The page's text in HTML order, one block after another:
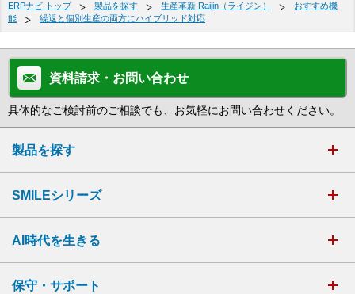
ERPナビ トップ 製品を探す 生産革新 Raijin（ライジン）
おすすめ機
能
繰返と個別生産の両方にハイブリッド対応
資料請求・お問い合わせ
具体的なご検討前のご相談でも、お気軽にお問い合わせください。
製品を探す
SMILEシリーズ
AI時代を生きる
保守・サポート